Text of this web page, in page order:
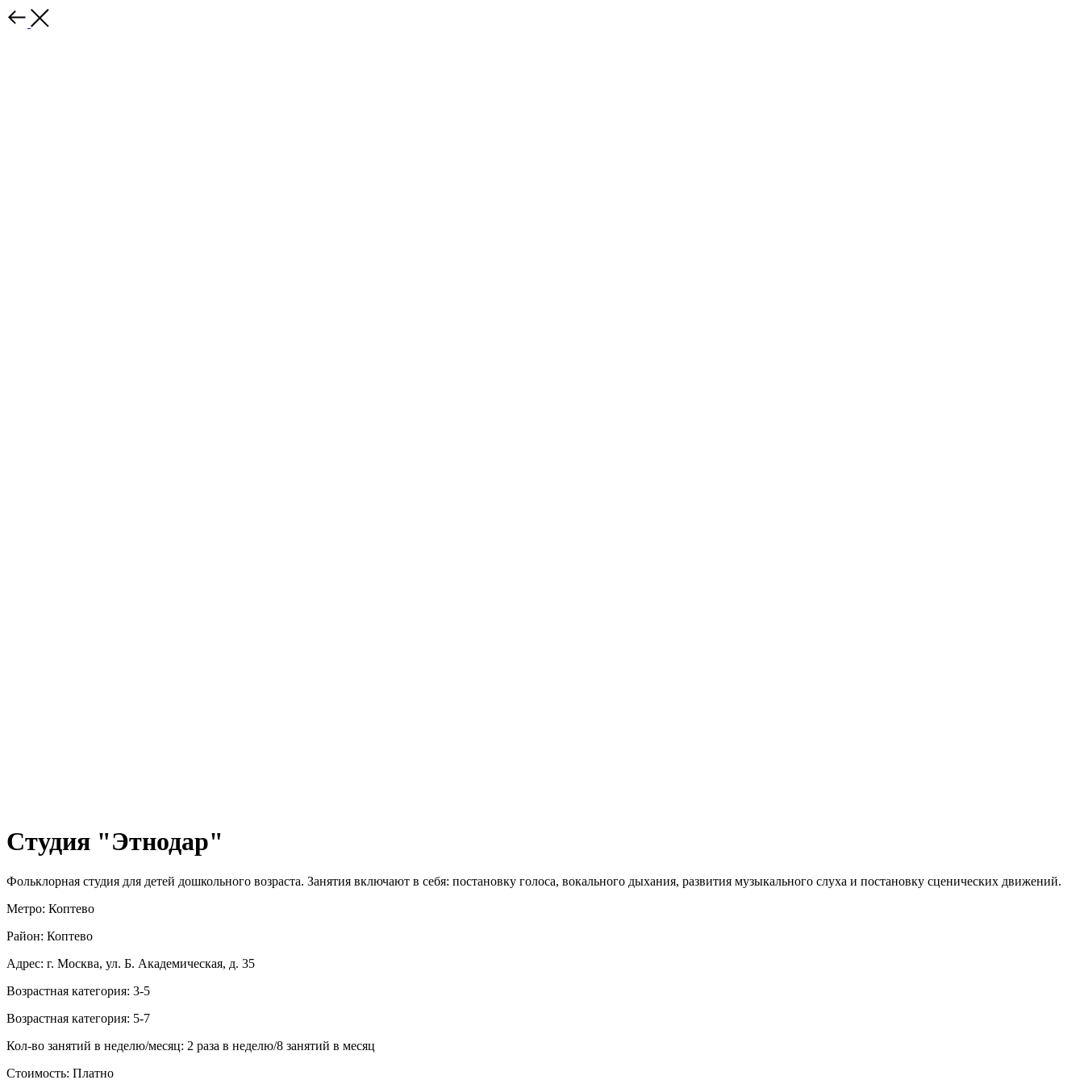
Студия "Этнодар"
Фольклорная студия для детей дошкольного возраста. Занятия включают в себя: постановку голоса, вокального дыхания, развития музыкального слуха и постановку сценических движений.
Метро: Коптево
Район: Коптево
Адрес: г. Москва, ул. Б. Академическая, д. 35
Возрастная категория: 3-5
Возрастная категория: 5-7
Кол-во занятий в неделю/месяц: 2 раза в неделю/8 занятий в месяц
Стоимость: Платно